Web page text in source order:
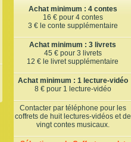
Achat minimum : 4 contes
16 € pour 4 contes
3 € le conte supplémentaire
Achat minimum : 3 livrets
45 € pour 3 livrets
12 € le livret supplémentaire
Achat minimum : 1 lecture-vidéo
8 € pour 1 lecture-vidéo
Contacter par téléphone pour les
coffrets de huit lectures-vidéos et de
vingt contes musicaux.